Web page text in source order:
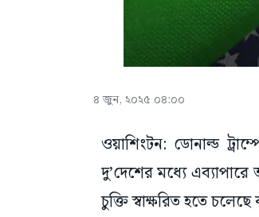
৪ জুন, ২০২৫ ০৪:০০
ওয়াশিংটন: ডোনাল্ড
দু’দেশের মধ্যে
চুক্তি স্বাক্ষরিত হতে